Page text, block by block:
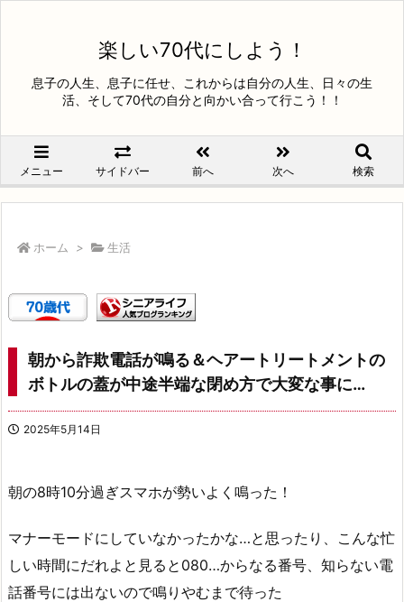
楽しい70代にしよう！
息子の人生、息子に任せ、これからは自分の人生、日々の生
活、そして70代の自分と向かい合って行こう！！
メニュー サイドバー 前へ 次へ 検索
ホーム > 生活
朝から詐欺電話が鳴る＆ヘアートリートメントの
ボトルの蓋が中途半端な閉め方で大変な事に…
2025年5月14日
朝の8時10分過ぎスマホが勢いよく鳴った！
マナーモードにしていなかったかな…と思ったり、こんな忙
しい時間にだれよと見ると080…からなる番号、知らない電
話番号には出ないので鳴りやむまで待った